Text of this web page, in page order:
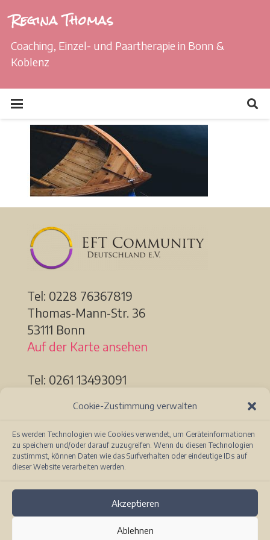
Cookie-Zustimmung verwalten
Es werden Technologien wie Cookies verwendet, um Geräteinformationen
zu speichern und/oder darauf zuzugreifen. Wenn du diesen Technologien
zustimmst, können Daten wie das Surfverhalten oder eindeutige IDs auf
dieser Website verarbeiten werden.
Akzeptieren
Ablehnen
Regina Thomas
Coaching, Einzel- und Paartherapie in Bonn &
Koblenz
Tel: 0228 76367819
Thomas-Mann-Str. 36
53111 Bonn
Auf der Karte ansehen
Tel: 0261 13493091
56068 Koblenz
Auf der Karte ansehen